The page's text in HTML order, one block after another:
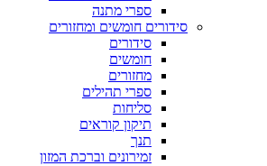
ספרי מתנה
סידורים חומשים ומחזורים
סידורים
חומשים
מחזורים
ספרי תהילים
סליחות
תיקון קוראים
תנך
זמירונים וברכת המזון